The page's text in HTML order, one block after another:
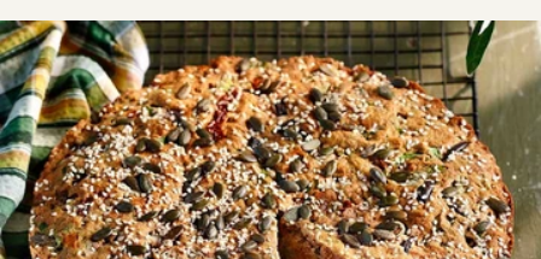
ΣΥΝΤΑΓΕΣ ΑΛΜΥΡΑ ΠΙΤΕΣ
Ελιόπιτα νηστίσιμη
Γευστική ελιόπιτα με πορτοκάλι, καρύδια και
μυρωδικά, αφράτη και εύκολη στην προετοιμασία
VG